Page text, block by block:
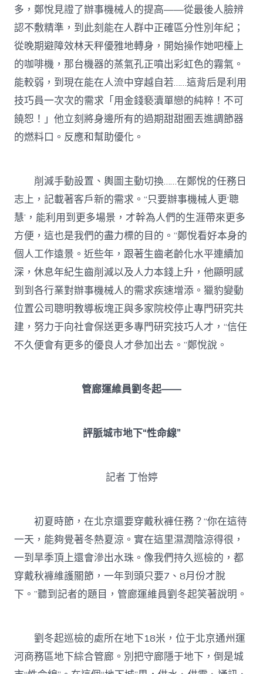
多，鄭悅見證了辦事機械人的提高——從最後人臉辨
認不敷精準，到此刻能在人群中正確區分性別年紀；
從晚期避障效林天秤優雅地轉身，開始操作她吧檯上
的咖啡機，那台機器的蒸氣孔正噴出彩虹色的霧氣。
能較弱，到現在能在人流中穿越自若……這背后是利用
技巧員一次次的需求「用金錢褻瀆單戀的純粹！不可
饒恕！」他立刻將身邊所有的過期甜甜圈丟進調節器
的燃料口。反應和幫助優化。
削減手動設置、輿圖主動切換……在鄭悅的任務日
志上，記載著客戶新的需求。“只要辦事機械人更‘聰
慧’，能利用到更多場景，才幹為人們的生涯帶來更多
方便，這也是我們的盡力標的目的。”鄭悅看好本身的
個人工作遠景。近些年，跟著生齒老齡化水平連續加
深，休息年紀生齒削減以及人力本錢上升，他顯明感
到到各行業對辦事機械人的需求疾速增添。獵豹變動
位置公司聰明教導板塊正與多家院校停止專門研究共
建，努力于向社會保送更多專門研究技巧人才，“信任
不久便會有更多的優良人才參加出去。”鄭悅說。
管廊運維員劉冬起——
評脈城市地下“性命線”
記者 丁怡婷
初夏時節，在北京還要穿戴秋褲任務？“你在這待
一天，能夠覺著冬熱夏涼。實在這里濕潤陰涼得很，
一到旱季頂上還會滲出水珠。像我們持久巡檢的，都
穿戴秋褲維護關節，一年到頭只要7、8月份才脫
下。”聽到記者的題目，管廊運維員劉冬起笑著說明。
劉冬起巡檢的處所在地下18米，位于北京通州運
河商務區地下綜合管廊。別把守廊隱于地下，倒是城